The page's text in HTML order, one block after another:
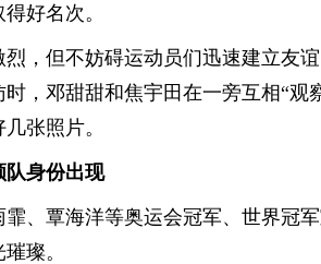
好名次。
烈，但不妨碍运动员们迅速建立友
，邓甜甜和焦宇田在一旁互相“观
张照片。
队身份出现
霏、覃海洋等奥运会冠军、世界冠
璨。